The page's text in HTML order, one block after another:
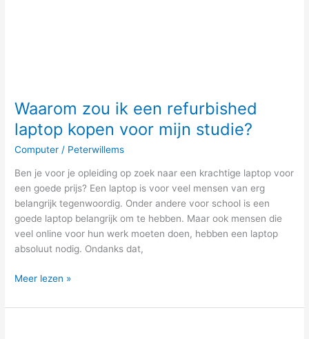
Waarom zou ik een refurbished
laptop kopen voor mijn studie?
Computer / Peterwillems
Ben je voor je opleiding op zoek naar een krachtige laptop voor
een goede prijs? Een laptop is voor veel mensen van erg
belangrijk tegenwoordig. Onder andere voor school is een
goede laptop belangrijk om te hebben. Maar ook mensen die
veel online voor hun werk moeten doen, hebben een laptop
absoluut nodig. Ondanks dat,
Meer lezen »